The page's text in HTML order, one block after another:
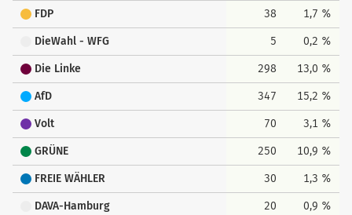
FDP 38 1,7 %
DieWahl - WFG 5 0,2 %
Die Linke 298 13,0 %
AfD 347 15,2 %
Volt 70 3,1 %
GRÜNE 250 10,9 %
FREIE WÄHLER 30 1,3 %
DAVA-Hamburg 20 0,9 %